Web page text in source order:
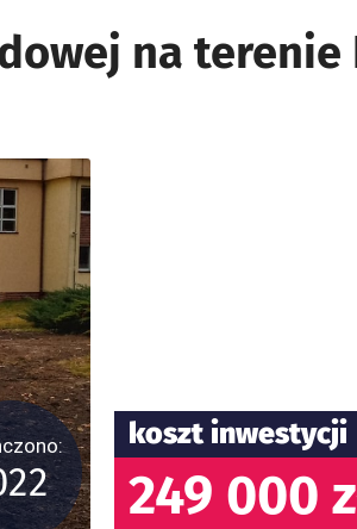
na terenie
koszt inwestycji
249 000